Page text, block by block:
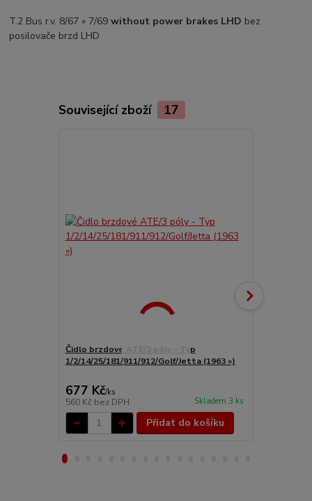
T.2 Bus r.v. 8/67 » 7/69without power brakes LHD bez
posilovače brzd LHD
Související zboží 17
Čidlo brzdové ATE/3 póly - Typ
1/2/14/25/181/911/912/Golf/Jetta (1963 »)
677 Kč/ks
560 Kč bez DPH Skladem 3 ks
Přidat do košíku